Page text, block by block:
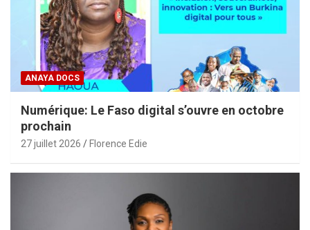
ANAYA DOCS
Numérique: Le Faso digital s’ouvre en octobre
prochain
27 juillet 2026 Florence Edie